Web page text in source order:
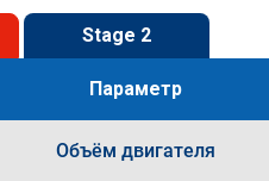
Stage 2
Параметр
Объём двигателя